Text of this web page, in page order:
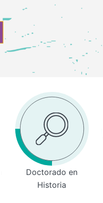
Doctorado en
Historia